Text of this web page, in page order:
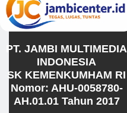
PT. JAMBI MULTIMEDIA
INDONESIA
SK KEMENKUMHAM RI
Nomor: AHU-0058780-
AH.01.01 Tahun 2017